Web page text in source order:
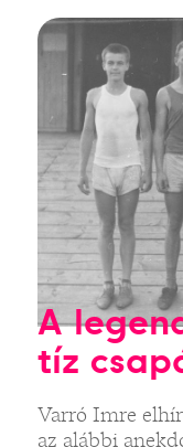
A
tíz
Varró Imre
az alábbi